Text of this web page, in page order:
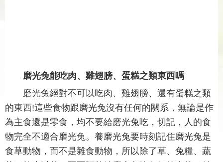
磨光兔能吃肉、雞翅膀、蛋糕之類東西嗎
磨光兔絕對不可以吃肉、雞翅膀、還有蛋糕之類
的東西!這些食物跟磨光兔沒有任何的關系，無論是作
為主食還是零食，均不要給磨光兔吃，切記，人的食
物完全不適合磨光兔。養磨光兔要時刻記住磨光兔是
食草動物，而不是雜食動物，所以除了草、兔糧、蔬